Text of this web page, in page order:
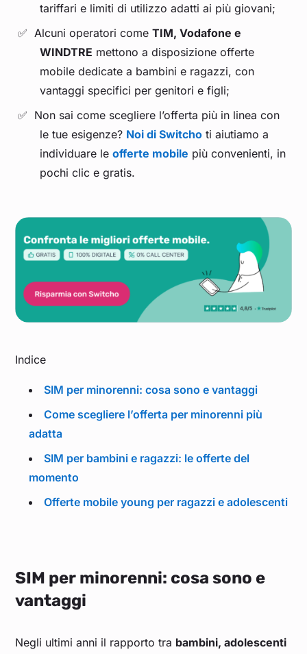
tariffari e limiti di utilizzo adatti ai più giovani;
Alcuni operatori come TIM, Vodafone e
WINDTRE mettono a disposizione offerte
mobile dedicate a bambini e ragazzi, con
vantaggi specifici per genitori e figli;
Non sai come scegliere l’offerta più in linea con
le tue esigenze? Noi di Switcho ti aiutiamo a
individuare leofferte mobile più convenienti, in
pochi clic e gratis.
Indice
SIM per minorenni: cosa sono e vantaggi
Come scegliere l’offerta per minorenni più
adatta
SIM per bambini e ragazzi: le offerte del
momento
Offerte mobile young per ragazzi e adolescenti
SIM per minorenni: cosa sono e
vantaggi
Negli ultimi anni il rapporto tra bambini, adolescenti